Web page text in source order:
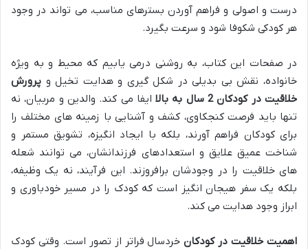
درست و اصولی و فراهم آوردن بسترهای مناسب، می تواند در وجود
هر کودکی شکوفا شود و سرعت بگیرد.
در صفحات این کتاب، به روشنی درمی یابیم که محیط و به ویژه
خانواده، نقش بی بدیلی در شکل گیری و هدایت تخیل و پرورش
خلاقیت در کودکان 2 سال به بالا
ایفا می کند. والدین و مربیان، نه
تنها باید فرصت کنجکاوی، کشف و آشنایی با زمینه های مختلف را
برای کودکان فراهم آورند، بلکه با ایجاد انگیزه، تشویق مستمر و
شناخت عمیق علایق و استعدادهای فرزندانشان، می توانند شعله
های خلاقیت را در وجودشان برافروزند. این فرآیند، نه یک وظیفه،
بلکه یک سفر هیجان انگیز است که کودک را در مسیر خودباوری و
ابراز وجود هدایت می کند.
اهمیت خلاقیت در کودکانخردسال فراتر از تصور است. وقتی کودک